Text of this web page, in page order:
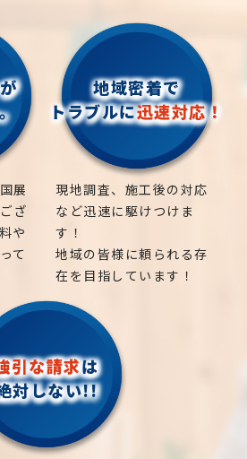
梨、クロガネモチ、ベニカナメ、
キ、つつじ、コデマリ"
こにも被害を与える可能性があ
他の植物に移ることで、周囲の植
を与えることがあります。
に巣を作ると、木の外観や美観
があります。木の表面に穴や剥離
が失われることがあります。特に
影響を与えることがあります。
にお気軽にご連絡ください！
みに全力でご対応させて頂き
、相場や費用などのお問い合わ
ご連絡ください。
いただく、お悩み内容】
しまった、高さの木を伐採して
ている木を伐採してほしい
、危ないから木を伐採してほし
びてしまいクレームを受けたの
本、木を切って欲しい、伐採して
しい
が
展
ざ
や
て
地域密着で
トラブルに迅速対応！
現地調査、施工後の対応
など迅速に駆けつけま
す！
地域の皆様に頼られる存
在を目指しています！
引な請求は
対しない!!